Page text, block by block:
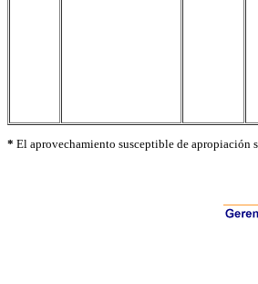
* El aprovechamiento susceptible de apropiación